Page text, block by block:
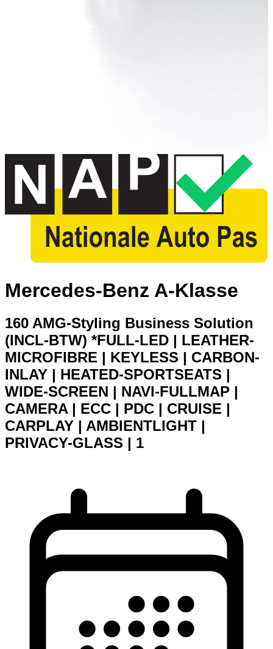
Mercedes-Benz A-Klasse
160 AMG-Styling Business Solution
(INCL-BTW) *FULL-LED | LEATHER-
MICROFIBRE | KEYLESS | CARBON-
INLAY | HEATED-SPORTSEATS |
WIDE-SCREEN | NAVI-FULLMAP |
CAMERA | ECC | PDC | CRUISE |
CARPLAY | AMBIENTLIGHT |
PRIVACY-GLASS | 1